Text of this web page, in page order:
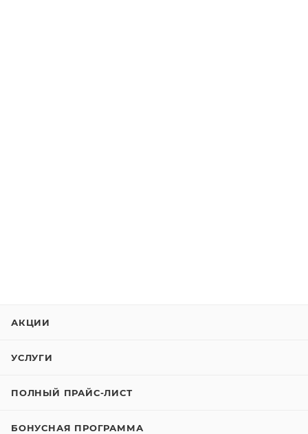
АКЦИИ
УСЛУГИ
ПОЛНЫЙ ПРАЙС-ЛИСТ
БОНУСНАЯ ПРОГРАММА